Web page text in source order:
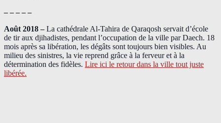
– – – – –
Août 2018–La cathédrale Al-Tahira de Qaraqosh servait d’école
de tir aux djihadistes, pendant l’occupation de la ville par Daech. 18
mois après sa libération, les dégâts sont toujours bien visibles. Au
milieu des sinistres, la vie reprend grâce à la ferveur et à la
détermination des fidèles. Lire ici le retour dans la ville tout juste
libérée.